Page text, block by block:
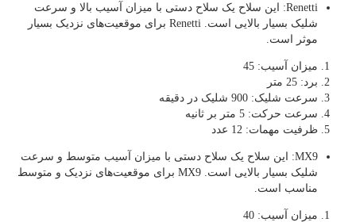
Renetti: این سلاح یک سلاح دستی با میزان آسیب بالا و سرعت
شلیک بسیار بالایی است. Renetti برای موقعیت‌های نزدیک بسیار
موثر است.
میزان آسیب: 45
برد: 25 متر
سرعت شلیک: 900 شلیک در دقیقه
سرعت حرکت: 5 متر بر ثانیه
ظرفیت مهمات: 12 عدد
MX9: این سلاح یک سلاح دستی با میزان آسیب متوسط و سرعت
شلیک بسیار بالایی است. MX9 برای موقعیت‌های نزدیک و متوسط
مناسب است.
میزان آسیب: 40